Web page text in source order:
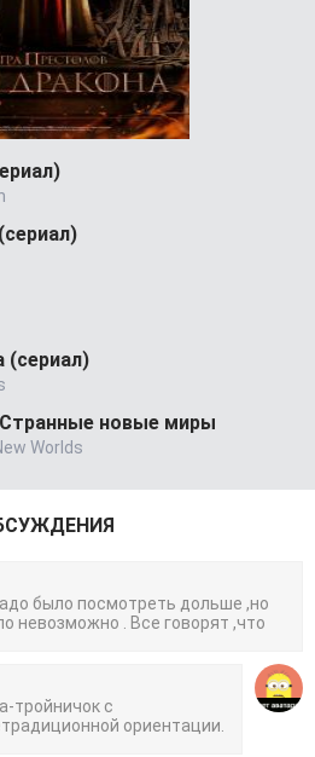
(сериал)
новые миры
Worlds
было посмотреть дольше ,но
невозможно . Все говорят ,что
тройничок с
ориентации.